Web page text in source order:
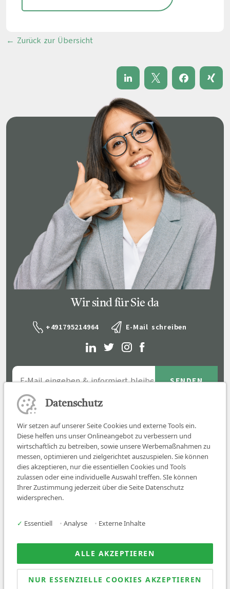
← Zurück zur Übersicht
Wir sind für Sie da
+491795214964 E-Mail schreiben
Job finden
Über uns
News
Datenschutz
Wir setzen auf unserer Seite Cookies und externe Tools ein.
Diese helfen uns unser Onlineangebot zu verbessern und
wirtschaftlich zu betreiben, sowie unsere Werbemaßnahmen zu
messen, optimieren und zielgerichtet auszuspielen. Sie können
dies akzeptieren, nur die essentiellen Cookies und Tools
zulassen oder eine individuelle Auswahl treffen. SIe können
Ihrer Zustimmung jederzeit über die Seite Datenschutz
widersprechen.
✓ Essentiell • Analyse • Externe Inhalte
ALLE AKZEPTIEREN
NUR ESSENZIELLE COOKIES AKZEPTIEREN